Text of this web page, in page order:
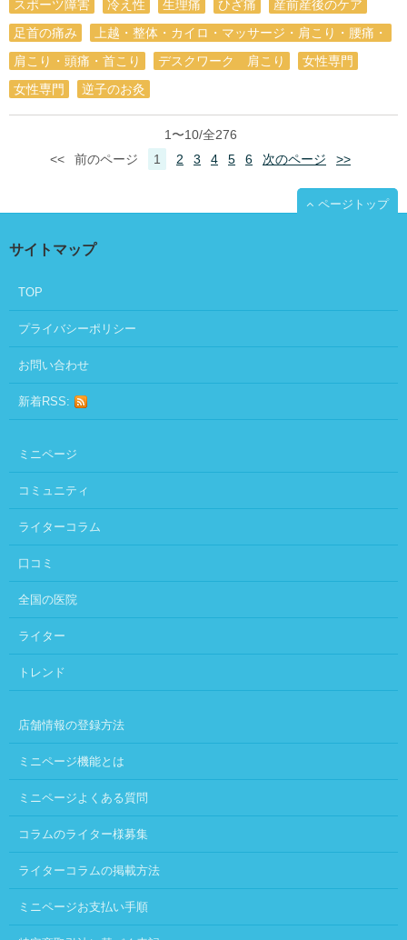
スポーツ障害
冷え性 生理痛 ひざ痛
産前産後のケア
足首の痛み
上越・整体・カイロ・マッサージ・肩こり・腰痛・
肩こり・頭痛・首こり
デスクワーク 肩こり
女性専門
女性専門
逆子のお灸
1〜10/全276
<<
前のページ 1 2 3 4 5 6 次のページ >>
ページトップ
サイトマップ
TOP
プライバシーポリシー
お問い合わせ
新着RSS:
ミニページ
コミュニティ
ライターコラム
口コミ
全国の医院
ライター
トレンド
店舗情報の登録方法
ミニページ機能とは
ミニページよくある質問
コラムのライター様募集
ライターコラムの掲載方法
ミニページお支払い手順